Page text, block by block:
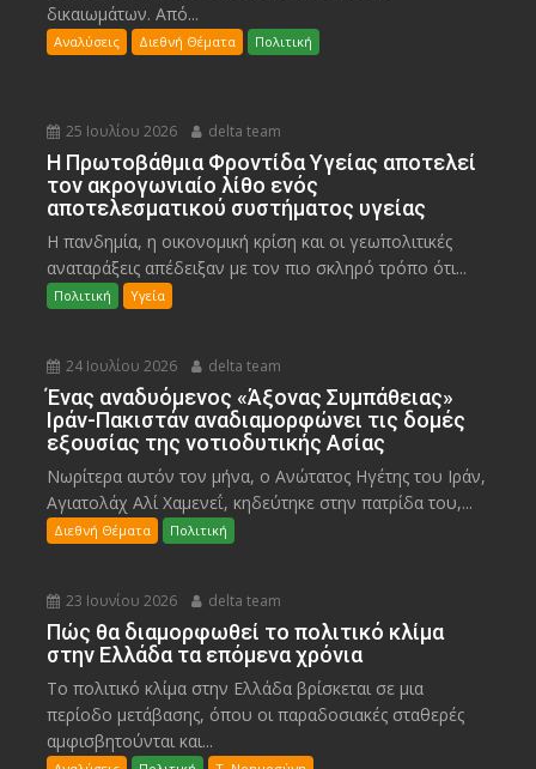
δικαιωμάτων. Από...
Αναλύσεις Διεθνή Θέματα Πολιτική
25 Ιουλίου 2026 delta team
Η Πρωτοβάθμια Φροντίδα Υγείας αποτελεί
τον ακρογωνιαίο λίθο ενός
αποτελεσματικού συστήματος υγείας
Η πανδημία, η οικονομική κρίση και οι γεωπολιτικές
αναταράξεις απέδειξαν με τον πιο σκληρό τρόπο ότι...
Πολιτική Υγεία
24 Ιουλίου 2026 delta team
Ένας αναδυόμενος «Άξονας Συμπάθειας»
Ιράν-Πακιστάν αναδιαμορφώνει τις δομές
εξουσίας της νοτιοδυτικής Ασίας
Νωρίτερα αυτόν τον μήνα, ο Ανώτατος Ηγέτης του Ιράν,
Αγιατολάχ Αλί Χαμενεΐ, κηδεύτηκε στην πατρίδα του,...
Διεθνή Θέματα Πολιτική
23 Ιουνίου 2026 delta team
Πώς θα διαμορφωθεί το πολιτικό κλίμα
στην Ελλάδα τα επόμενα χρόνια
Το πολιτικό κλίμα στην Ελλάδα βρίσκεται σε μια
περίοδο μετάβασης, όπου οι παραδοσιακές σταθερές
αμφισβητούνται και...